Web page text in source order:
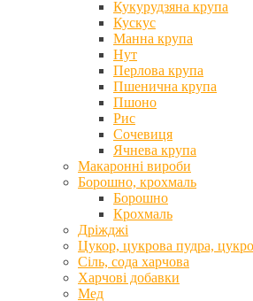
Кукурудзяна крупа
Кускус
Манна крупа
Нут
Перлова крупа
Пшенична крупа
Пшоно
Рис
Сочевиця
Ячнева крупа
Макаронні вироби
Борошно, крохмаль
Борошно
Крохмаль
Дріжджі
Цукор, цукрова пудра,
Сіль, сода харчова
Харчові добавки
Мед